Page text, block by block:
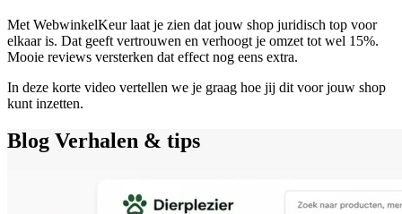
Met WebwinkelKeur laat je zien dat jouw shop juridisch top voor
elkaar is. Dat geeft vertrouwen en verhoogt je omzet tot wel 15%.
Mooie reviews versterken dat effect nog eens extra.
In deze korte video vertellen we je graag hoe jij dit voor jouw shop
kunt inzetten.
Blog Verhalen & tips